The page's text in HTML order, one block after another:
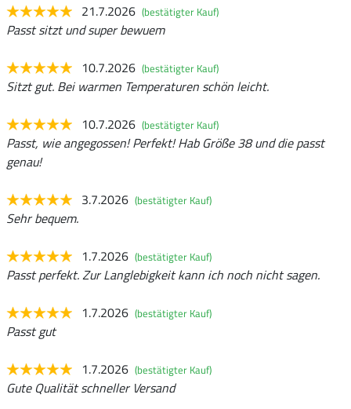
21.7.2026 (bestätigter Kauf)
Passt sitzt und super bewuem
10.7.2026 (bestätigter Kauf)
Sitzt gut. Bei warmen Temperaturen schön leicht.
10.7.2026 (bestätigter Kauf)
Passt, wie angegossen! Perfekt! Hab Größe 38 und die passt
genau!
3.7.2026 (bestätigter Kauf)
Sehr bequem.
1.7.2026 (bestätigter Kauf)
Passt perfekt. Zur Langlebigkeit kann ich noch nicht sagen.
1.7.2026 (bestätigter Kauf)
Passt gut
1.7.2026 (bestätigter Kauf)
Gute Qualität schneller Versand